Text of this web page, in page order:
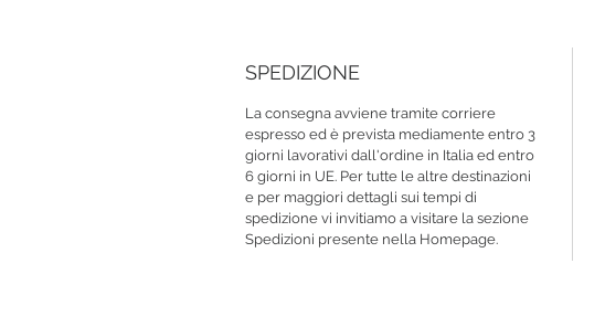
SPEDIZIONE
La consegna avviene tramite corriere
espresso ed è prevista mediamente entro 3
giorni lavorativi dall'ordine in Italia ed entro
6 giorni in UE. Per tutte le altre destinazioni
e per maggiori dettagli sui tempi di
spedizione vi invitiamo a visitare la sezione
Spedizioni presente nella Homepage.